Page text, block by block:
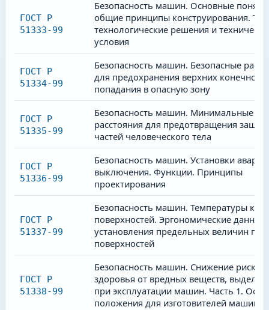
ГОСТ Р
51333-99
Безопасность машин. Основные
общие принципы конструирования.
технологические решения и
условия
ГОСТ Р
51334-99
Безопасность машин. Безопасные
для предохранения верхних
попадания в опасную зону
ГОСТ Р
51335-99
Безопасность машин. Минимальные
расстояния для предотвращения
частей человеческого тела
ГОСТ Р
51336-99
Безопасность машин. Установки
выключения. Функции. Принципы
проектирования
ГОСТ Р
51337-99
Безопасность машин. Температуры
поверхностей. Эргономические данные
установления предельных величин
поверхностей
ГОСТ Р
51338-99
Безопасность машин. Снижение риска
здоровья от вредных веществ,
при эксплуатации машин. Часть 1.
положения для изготовителей машин